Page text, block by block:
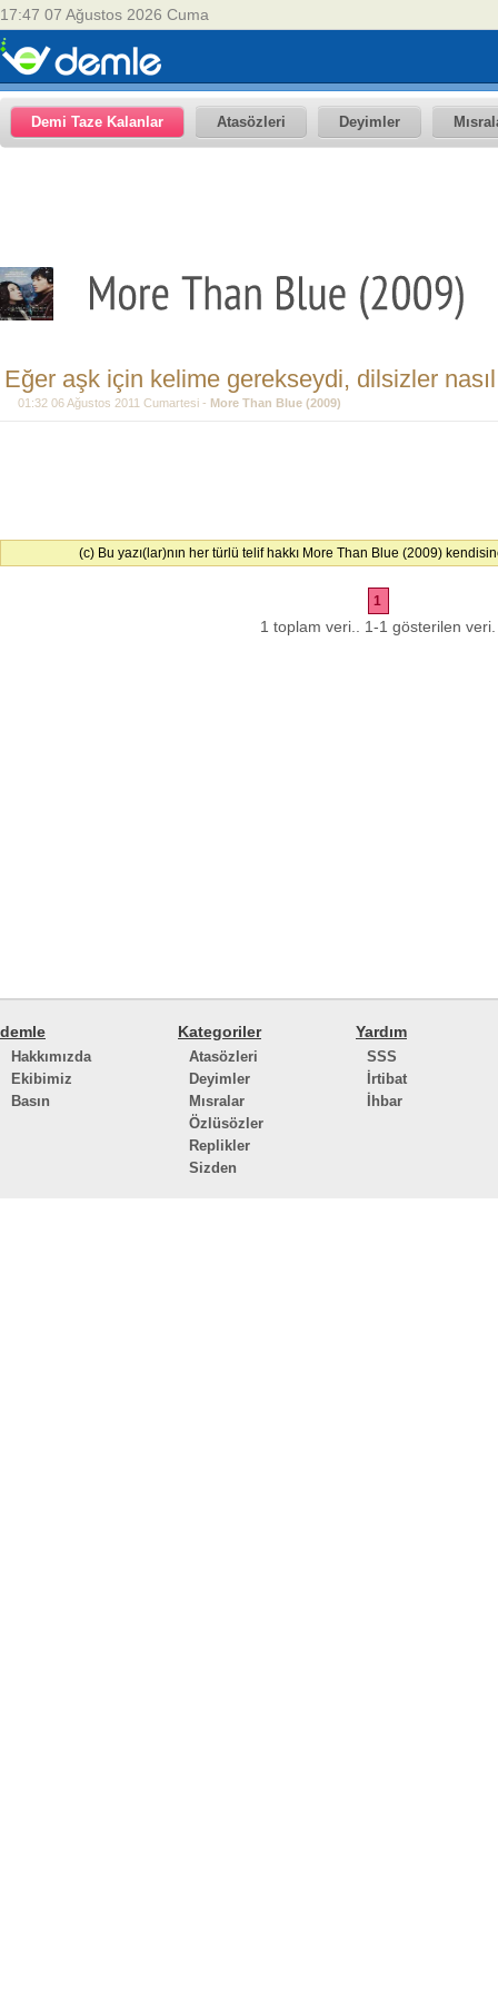
17:47 07 Ağustos 2026 Cuma
Demi Taze Kalanlar Atasözleri Deyimler
Eğer aşk için kelime gerekseydi, dilsizler
01:32 06 Ağustos 2011 Cumartesi - More Than Blue (2009)
(c) Bu yazı(lar)nın her türlü telif hakkı More Than Blue (2009)
1
1 toplam veri.. 1-1 gösterilen veri.
demle
Hakkımızda
Ekibimiz
Basın
Kategoriler
Atasözleri
Deyimler
Mısralar
Özlüsözler
Replikler
Sizden
Yardım
SSS
İrtibat
İhbar